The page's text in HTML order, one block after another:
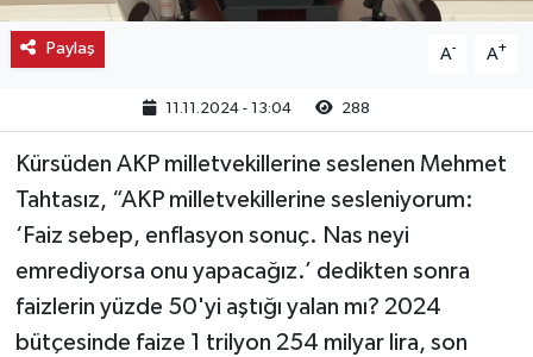
Paylaş A- A+
11.11.2024 - 13:04 288
Kürsüden AKP milletvekillerine seslenen Mehmet
Tahtasız, “AKP milletvekillerine sesleniyorum:
‘Faiz sebep, enflasyon sonuç. Nas neyi
emrediyorsa onu yapacağız.’ dedikten sonra
faizlerin yüzde 50'yi aştığı yalan mı? 2024
bütçesinde faize 1 trilyon 254 milyar lira, son
Oğuzlar
Sungurlu
Uğurludağ
Sağlık